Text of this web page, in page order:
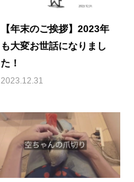
【年末のご挨拶】2023年
も大変お世話になりまし
た！
2023.12.31